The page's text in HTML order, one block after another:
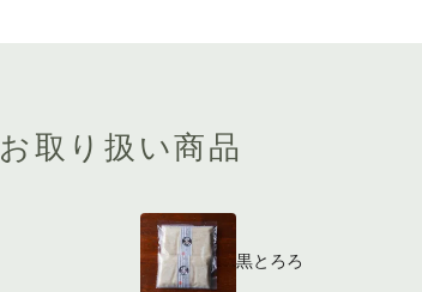
お取り扱い商品
黒とろろ